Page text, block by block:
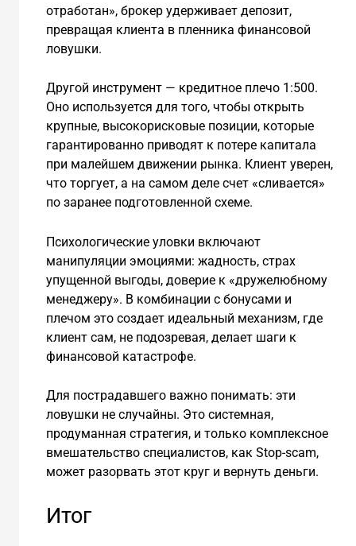
отработан», брокер удерживает депозит,
превращая клиента в пленника финансовой
ловушки.
Другой инструмент — кредитное плечо 1:500.
Оно используется для того, чтобы открыть
крупные, высокорисковые позиции, которые
гарантированно приводят к потере капитала
при малейшем движении рынка. Клиент уверен,
что торгует, а на самом деле счет «сливается»
по заранее подготовленной схеме.
Психологические уловки включают
манипуляции эмоциями: жадность, страх
упущенной выгоды, доверие к «дружелюбному
менеджеру». В комбинации с бонусами и
плечом это создает идеальный механизм, где
клиент сам, не подозревая, делает шаги к
финансовой катастрофе.
Для пострадавшего важно понимать: эти
ловушки не случайны. Это системная,
продуманная стратегия, и только комплексное
вмешательство специалистов, как Stop-scam,
может разорвать этот круг и вернуть деньги.
Итог